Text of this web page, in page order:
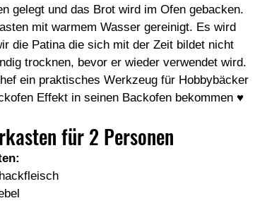
gelegt und das Brot wird im Ofen gebacken.
mit warmem Wasser gereinigt. Es wird
die Patina die sich mit der Zeit bildet nicht
trocknen, bevor er wieder verwendet wird.
ein praktisches Werkzeug für Hobbybäcker
Effekt in seinen Backofen bekommen ♥
für 2 Personen